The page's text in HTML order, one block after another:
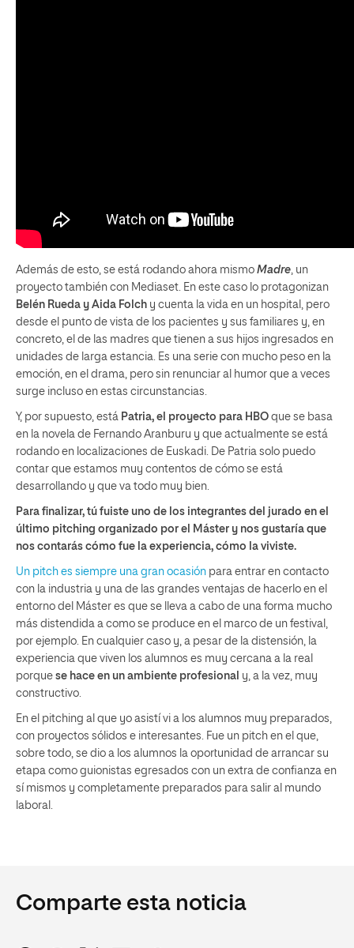
Además de esto, se está rodando ahora mismo Madre, un
proyecto también con Mediaset. En este caso lo protagonizan
Belén Rueda y Aida Folch y cuenta la vida en un hospital, pero
desde el punto de vista de los pacientes y sus familiares y, en
concreto, el de las madres que tienen a sus hijos ingresados en
unidades de larga estancia. Es una serie con mucho peso en la
emoción, en el drama, pero sin renunciar al humor que a veces
surge incluso en estas circunstancias.
Y, por supuesto, está Patria, el proyecto para HBO que se basa
en la novela de Fernando Aranburu y que actualmente se está
rodando en localizaciones de Euskadi. De Patria solo puedo
contar que estamos muy contentos de cómo se está
desarrollando y que va todo muy bien.
Para finalizar, tú fuiste uno de los integrantes del jurado en el
último pitching organizado por el Máster y nos gustaría que
nos contarás cómo fue la experiencia, cómo la viviste.
Un pitch es siempre una gran ocasión para entrar en contacto
con la industria y una de las grandes ventajas de hacerlo en el
entorno del Máster es que se lleva a cabo de una forma mucho
más distendida a como se produce en el marco de un festival,
por ejemplo. En cualquier caso y, a pesar de la distensión, la
experiencia que viven los alumnos es muy cercana a la real
porque se hace en un ambiente profesional y, a la vez, muy
constructivo.
En el pitching al que yo asistí vi a los alumnos muy preparados,
con proyectos sólidos e interesantes. Fue un pitch en el que,
sobre todo, se dio a los alumnos la oportunidad de arrancar su
etapa como guionistas egresados con un extra de confianza en
sí mismos y completamente preparados para salir al mundo
laboral.
Comparte esta noticia